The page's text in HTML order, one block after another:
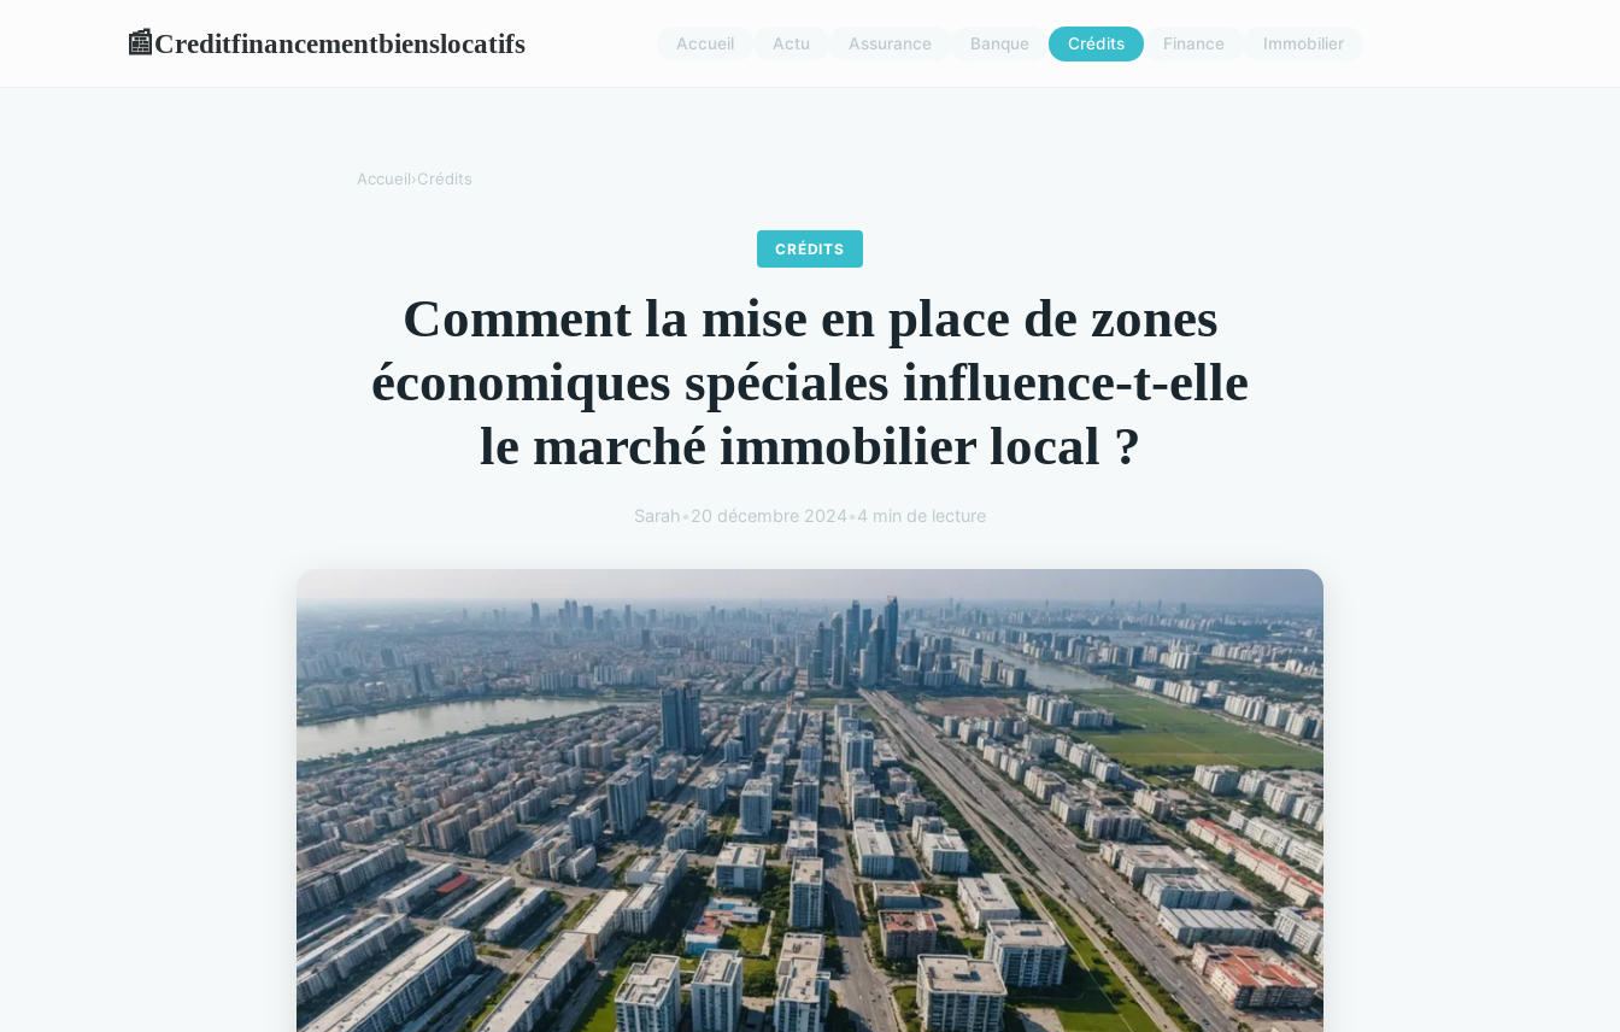
📰Creditfinancementbienslocatifs Accueil Actu Assurance Banque Crédits Finance Immobilier
Accueil›Crédits
CRÉDITS
Comment la mise en place de zones
économiques spéciales influence-t-elle
le marché immobilier local ?
Sarah •20 décembre 2024•4 min de lecture